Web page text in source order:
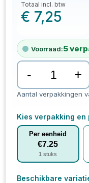
Totaal incl. btw
€ 7,25
Voorraad:5
- +
Aantal verpakkingen
Kies verpakking en
Per eenheid
€7.25
1 stuks
Beschikbare